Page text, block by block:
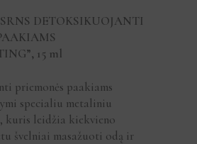
DETOKSIKUOJANTI
15 ml
priemonės paakiams
specialiu metaliniu
leidžia kiekvieno
švelniai masažuoti odą ir